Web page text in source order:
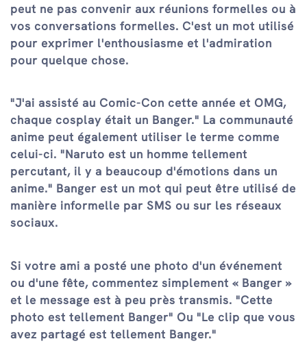
peut ne pas convenir aux réunions formelles ou à
vos conversations formelles. C'est un mot utilisé
pour exprimer l'enthousiasme et l'admiration
pour quelque chose.
"J'ai assisté au Comic-Con cette année et OMG,
chaque cosplay était un Banger." La communauté
anime peut également utiliser le terme comme
celui-ci. "Naruto est un homme tellement
percutant, il y a beaucoup d'émotions dans un
anime." Banger est un mot qui peut être utilisé de
manière informelle par SMS ou sur les réseaux
sociaux.
Si votre ami a posté une photo d'un événement
ou d'une fête, commentez simplement « Banger »
et le message est à peu près transmis. "Cette
photo est tellement Banger" Ou "Le clip que vous
avez partagé est tellement Banger."